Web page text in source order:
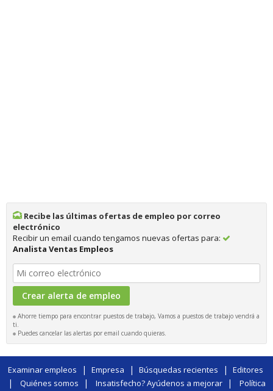
Recibe las últimas ofertas de empleo por correo
electrónico
Recibir un email cuando tengamos nuevas ofertas para:
Analista Ventas Empleos
Ahorre tiempo para encontrar puestos de trabajo, Vamos a puestos de trabajo vendrá a
ti.
Puedes cancelar las alertas por email cuando quieras.
Examinar empleos | Empresa | Búsquedas recientes | Editores
| Quiénes somos | Insatisfecho? Ayúdenos a mejorar|
Política